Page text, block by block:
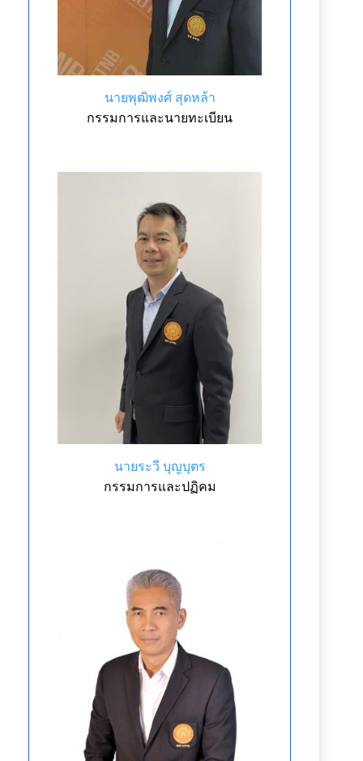
นายพุฒิพงศ์ สุดหล้า
กรรมการและนายทะเบียน
นายระวี บุญบุตร
กรรมการและปฏิคม